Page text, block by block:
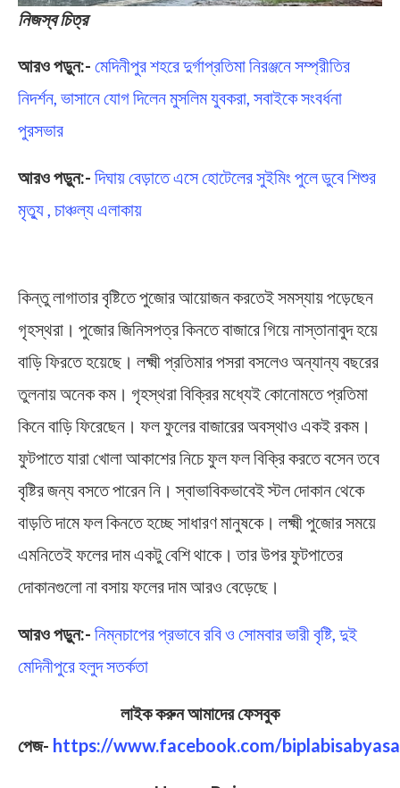
নিজস্ব চিত্র
আরও পড়ুন:- মেদিনীপুর শহরে দুর্গাপ্রতিমা নিরঞ্জনে সম্প্রীতির
নিদর্শন, ভাসানে যোগ দিলেন মুসলিম যুবকরা, সবাইকে সংবর্ধনা
পুরসভার
আরও পড়ুন:- দিঘায় বেড়াতে এসে হোটেলের সুইমিং পুলে ডুবে শিশুর
মৃত্যু , চাঞ্চল্য এলাকায়
কিন্তু লাগাতার বৃষ্টিতে পুজোর আয়োজন করতেই সমস্যায় পড়েছেন
গৃহস্থরা। পুজোর জিনিসপত্র কিনতে বাজারে গিয়ে নাস্তানাবুদ হয়ে
বাড়ি ফিরতে হয়েছে। লক্ষ্মী প্রতিমার পসরা বসলেও অন্যান্য বছরের
তুলনায় অনেক কম। গৃহস্থরা বিক্রির মধ্যেই কোনোমতে প্রতিমা
কিনে বাড়ি ফিরেছেন। ফল ফুলের বাজারের অবস্থাও একই রকম।
ফুটপাতে যারা খোলা আকাশের নিচে ফুল ফল বিক্রি করতে বসেন তবে
বৃষ্টির জন্য বসতে পারেন নি। স্বাভাবিকভাবেই স্টল দোকান থেকে
বাড়তি দামে ফল কিনতে হচ্ছে সাধারণ মানুষকে। লক্ষ্মী পুজোর সময়ে
এমনিতেই ফলের দাম একটু বেশি থাকে। তার উপর ফুটপাতের
দোকানগুলো না বসায় ফলের দাম আরও বেড়েছে।
আরও পড়ুন:- নিম্নচাপের প্রভাবে রবি ও সোমবার ভারী বৃষ্টি, দুই
মেদিনীপুরে হলুদ সতর্কতা
লাইক করুন আমাদের ফেসবুক
পেজ- https://www.facebook.com/